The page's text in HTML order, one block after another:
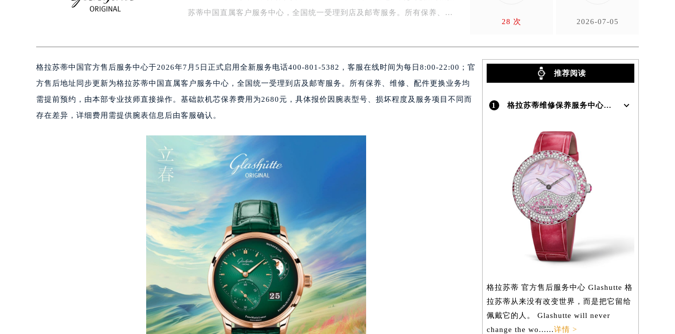
苏蒂中国直属客户服务中心，全国统一受理到店及邮寄服务。所有保养、
28 次 2026-07-05
格拉苏蒂中国官方售后服务中心于2026年7月5日正式启用全新服务电话400-801-5382，客服在线时间为每日8:00-22:00；官
方售后地址同步更新为格拉苏蒂中国直属客户服务中心，全国统一受理到店及邮寄服务。所有保养、维修、配件更换业务均
需提前预约，由本部专业技师直接操作。基础款机芯保养费用为2680元，具体报价因腕表型号、损坏程度及服务项目不同而
存在差异，详细费用需提供腕表信息后由客服确认。
推荐阅读
1 格拉苏蒂维修保养服务中心介绍 | Glashutte
格拉苏蒂 官方售后服务中心 Glashutte 格
拉苏蒂从来没有改变世界，而是把它留给
佩戴它的人。 Glashutte will never
change the wo......详情 >